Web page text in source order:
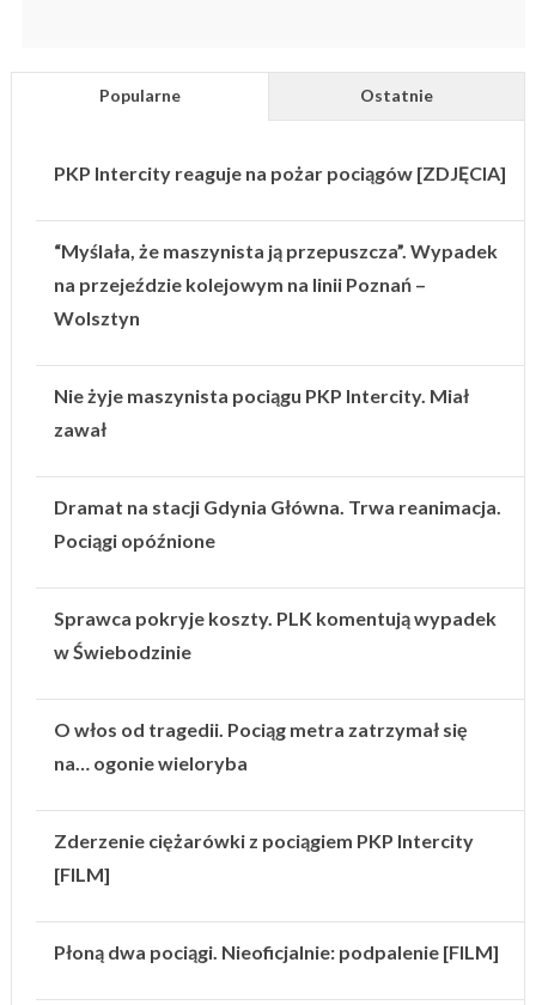
Popularne Ostatnie
PKP Intercity reaguje na pożar pociągów [ZDJĘCIA]
“Myślała, że maszynista ją przepuszcza”. Wypadek
na przejeździe kolejowym na linii Poznań –
Wolsztyn
Nie żyje maszynista pociągu PKP Intercity. Miał
zawał
Dramat na stacji Gdynia Główna. Trwa reanimacja.
Pociągi opóźnione
Sprawca pokryje koszty. PLK komentują wypadek
w Świebodzinie
O włos od tragedii. Pociąg metra zatrzymał się
na… ogonie wieloryba
Zderzenie ciężarówki z pociągiem PKP Intercity
[FILM]
Płoną dwa pociągi. Nieoficjalnie: podpalenie [FILM]